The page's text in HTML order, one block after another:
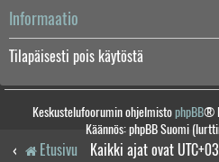
Informaatio
Tilapäisesti pois käytöstä
Keskustelufoorumin ohjelmistophpBB®
Käännös: phpBB Suomi
Etusivu Kaikki ajat ovat